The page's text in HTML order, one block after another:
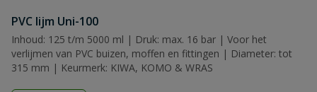
PVC lijm Uni-100
Inhoud: 125 t/m 5000 ml | Druk: max. 16 bar | Voor het
verlijmen van PVC buizen, moffen en fittingen | Diameter: tot
315 mm | Keurmerk: KIWA, KOMO & WRAS